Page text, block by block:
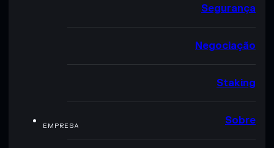
Segurança
Negociação
Staking
EMPRESA Sobre